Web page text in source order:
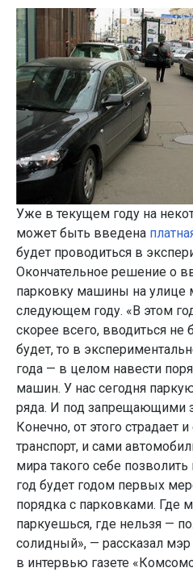
Уже в текущем году на
может быть введена
будет проводиться в
Окончательное решение о
парковку машины на улице
следующем году. «В этом
скорее всего, вводиться не
будет, то в
года — в целом навести
машин. У нас сегодня
ряда. И под запрещающими
Конечно, от этого страдает
транспорт, и сами
мира такого себе
год будет годом первых
порядка с парковками. Где
паркуешься, где нельзя —
солидный», — рассказал
в интервью газете